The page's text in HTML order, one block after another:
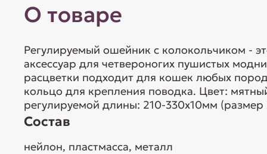
О товаре
Регулируемый ошейник с колокольчиком -
аксессуар для четвероногих пушистых
раcцветки подходит для кошек любых
кольцо для крепления поводка. Цвет:
регулируемой длины: 210-330х10мм (размер
Состав
нейлон, пластмасса, металл